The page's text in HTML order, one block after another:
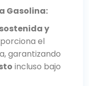
Gasolina:
y
el
garantizando
incluso bajo